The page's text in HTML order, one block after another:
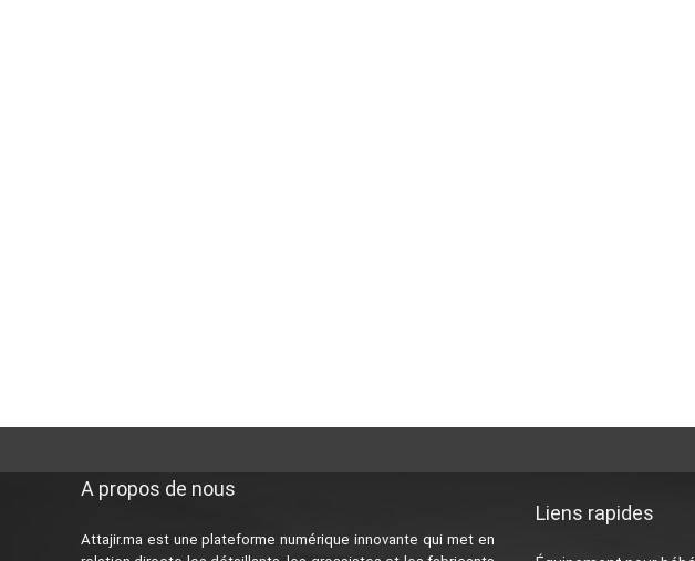
A propos de nous
Attajir.ma est une plateforme numérique innovante qui met en
Liens rapides